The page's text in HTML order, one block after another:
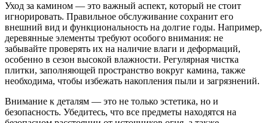
Уход за камином — это важный аспект, который не стоит
игнорировать. Правильное обслуживание сохранит его
внешний вид и функциональность на долгие годы. Например,
деревянные элементы требуют особого внимания: не
забывайте проверять их на наличие влаги и деформаций,
особенно в сезон высокой влажности. Регулярная чистка
плитки, заполняющей пространство вокруг камина, также
необходима, чтобы избежать накопления пыли и загрязнений.
Внимание к деталям — это не только эстетика, но и
безопасность. Убедитесь, что все предметы находятся на